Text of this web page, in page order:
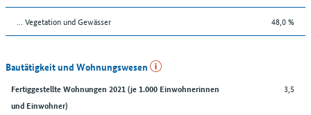
… Vegetation und Gewässer 48,0 %
Bautätigkeit und Wohnungswesen
Fertiggestellte Wohnungen 2021 (je 1.000 Einwohnerinnen
und Einwohner)
3,5